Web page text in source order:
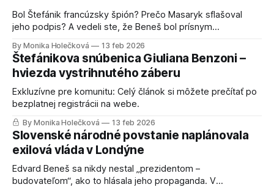
Bol Štefánik francúzsky špión? Prečo Masaryk sflašoval
jeho podpis? A vedeli ste, že Beneš bol prísnym
vec. Viac sa o ňom dozviete v nasledujúcom článku. 1.
Zakladatelia Československa symbolizovali krajiny republiky
Edvard Beneš pochádzal z Čiech. Tomáš Garrigue Masaryk
z Moravy a Milan Rastislav Štefánik
By Monika Holečková 13 feb 2026
Štefánikova snúbenica Giuliana Benzoni –
hviezda vystrihnutého záberu
Exkluzívne pre komunitu: Celý článok si môžete prečítať po
bezplatnej registrácii na webe.
By Monika Holečková 13 feb 2026
Slovenské národné povstanie naplánovala
exilová vláda v Londýne
Edvard Beneš sa nikdy nestal „prezidentom –
budovateľom“, ako to hlásala jeho propaganda. V